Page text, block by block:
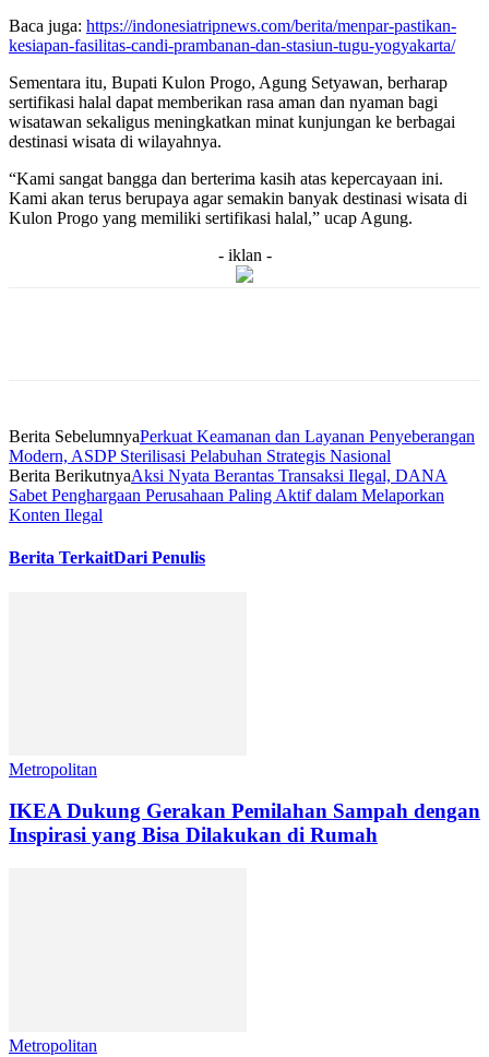
Baca juga: https://indonesiatripnews.com/berita/menpar-pastikan-
kesiapan-fasilitas-candi-prambanan-dan-stasiun-tugu-yogyakarta/
Sementara itu, Bupati Kulon Progo, Agung Setyawan, berharap
sertifikasi halal dapat memberikan rasa aman dan nyaman bagi
wisatawan sekaligus meningkatkan minat kunjungan ke berbagai
destinasi wisata di wilayahnya.
“Kami sangat bangga dan berterima kasih atas kepercayaan ini.
Kami akan terus berupaya agar semakin banyak destinasi wisata di
Kulon Progo yang memiliki sertifikasi halal,” ucap Agung.
- iklan -
Berita SebelumnyaPerkuat Keamanan dan Layanan Penyeberangan
Modern, ASDP Sterilisasi Pelabuhan Strategis Nasional
Berita BerikutnyaAksi Nyata Berantas Transaksi Ilegal, DANA
Sabet Penghargaan Perusahaan Paling Aktif dalam Melaporkan
Konten Ilegal
Berita TerkaitDari Penulis
Metropolitan
IKEA Dukung Gerakan Pemilahan Sampah dengan
Inspirasi yang Bisa Dilakukan di Rumah
Metropolitan